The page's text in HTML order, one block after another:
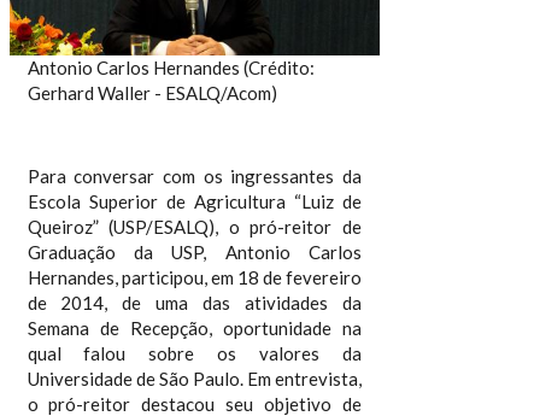
Antonio Carlos Hernandes (Crédito:
Gerhard Waller - ESALQ/Acom)
Para conversar com os ingressantes da
Escola Superior de Agricultura “Luiz de
Queiroz” (USP/ESALQ), o pró-reitor de
Graduação da USP, Antonio Carlos
Hernandes, participou, em 18 de fevereiro
de 2014, de uma das atividades da
Semana de Recepção, oportunidade na
qual falou sobre os valores da
Universidade de São Paulo. Em entrevista,
o pró-reitor destacou seu objetivo de